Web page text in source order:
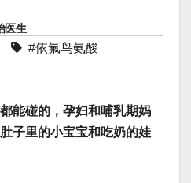
医生
#依氟鸟氨酸
能碰的，孕妇和哺乳期妈
子里的小宝宝和吃奶的娃